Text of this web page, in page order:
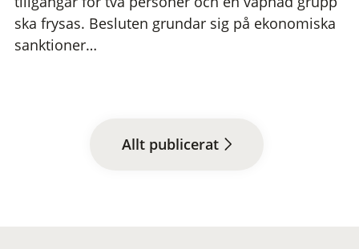
ska frysas. Besluten grundar sig på ekonomiska
sanktioner…
Allt publicerat